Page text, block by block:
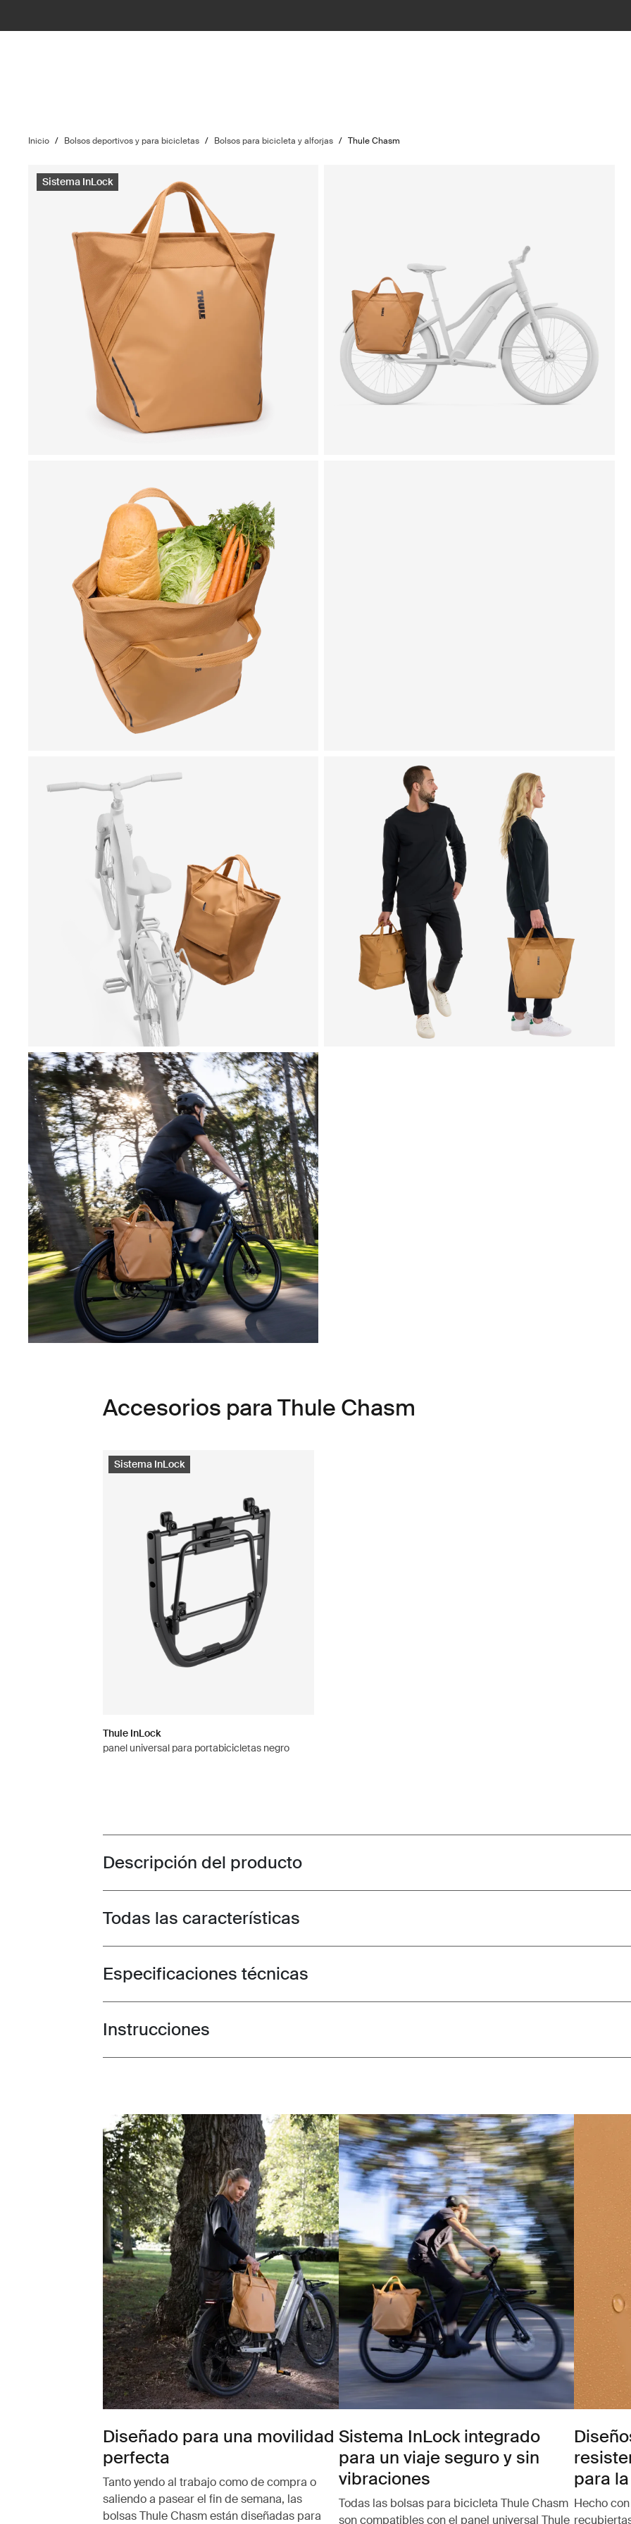
Inicio / Bolsos deportivos y para bicicletas / Bolsos para bicicleta y alforjas / Thule Chasm
Sistema InLock
Accesorios para Thule Chasm
Sistema InLock
Thule InLock
panel universal para portabicicletas negro
Toggle overview
Descripción del producto
Toggle features
Todas las características
Toggle techspec
Especificaciones técnicas
Toggle guides and instructions
Instrucciones
Diseñado para una movilidad
perfecta
Tanto yendo al trabajo como de compra o
saliendo a pasear el fin de semana, las
bolsas Thule Chasm están diseñadas para
Sistema InLock integrado
para un viaje seguro y sin
vibraciones
Todas las bolsas para bicicleta Thule Chasm
son compatibles con el panel universal Thule
para
Hecho